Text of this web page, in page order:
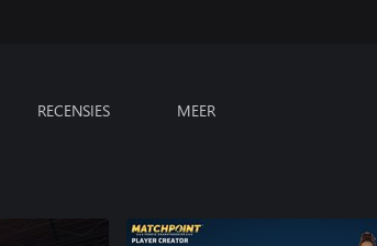
RECENSIES MEER